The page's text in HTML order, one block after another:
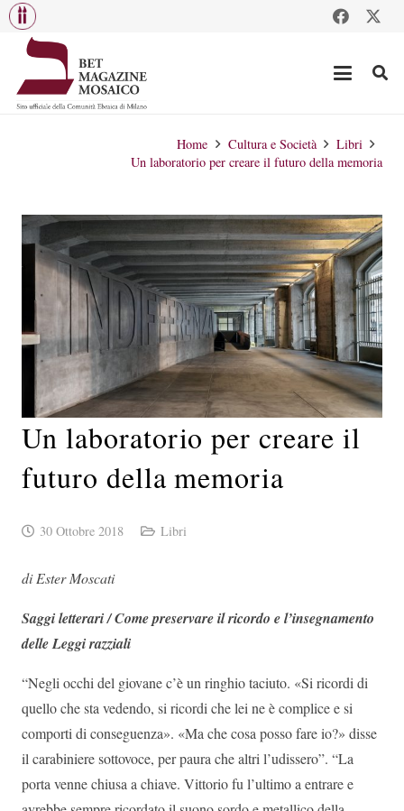
Home Cultura e Società
Libri
Un laboratorio per creare il futuro della memoria
Un laboratorio per creare il
futuro della memoria
30 Ottobre 2018 Libri
di Ester Moscati
Saggi letterari / Come preservare il ricordo e l’insegnamento
delle Leggi razziali
“Negli occhi del giovane c’è un ringhio taciuto. «Si ricordi di
quello che sta vedendo, si ricordi che lei ne è complice e si
comporti di conseguenza». «Ma che cosa posso fare io?» disse
il carabiniere sottovoce, per paura che altri l’udissero”. “La
porta venne chiusa a chiave. Vittorio fu l’ultimo a entrare e